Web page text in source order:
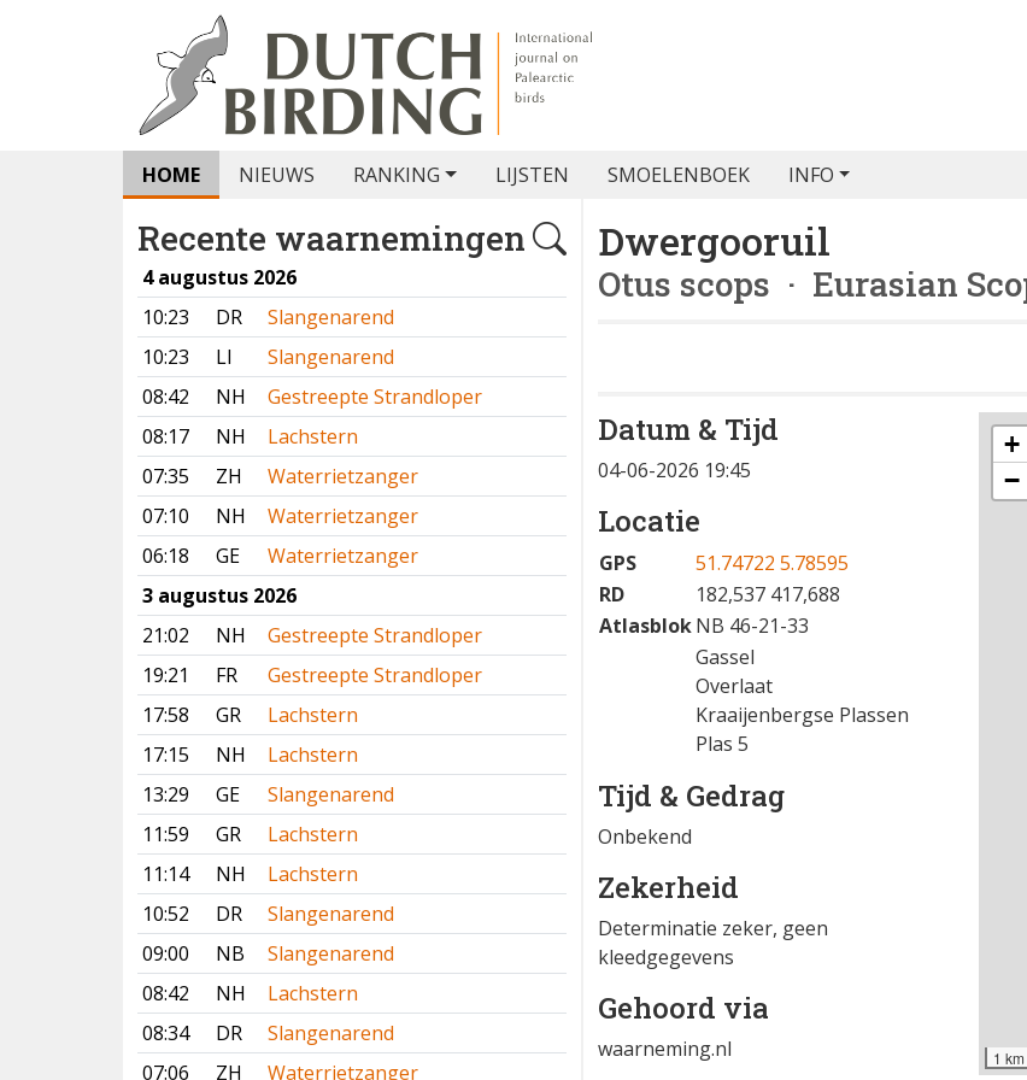
HOME NIEUWS RANKING LIJSTEN SMOELENBOEK INFO
Recente waarnemingen
4 augustus 2026
10:23
DR
Slangenarend
10:23
LI
Slangenarend
08:42
NH
Gestreepte Strandloper
08:17
NH
Lachstern
07:35
ZH
Waterrietzanger
07:10
NH
Waterrietzanger
06:18
GE
Waterrietzanger
3 augustus 2026
21:02
NH
Gestreepte Strandloper
19:21
FR
Gestreepte Strandloper
17:58
GR
Lachstern
17:15
NH
Lachstern
13:29
GE
Slangenarend
11:59
GR
Lachstern
11:14
NH
Lachstern
10:52
DR
Slangenarend
09:00
NB
Slangenarend
08:42
NH
Lachstern
08:34
DR
Slangenarend
07:06
ZH
Waterrietzanger
Dwergooruil
Otus scops · Eurasian
Datum & Tijd
04-06-2026 19:45
Locatie
182,537 417,688
NB 46-21-33
Gassel
Kraaijenbergse Plassen
Tijd & Gedrag
Onbekend
Zekerheid
Determinatie zeker, geen
kleedgegevens